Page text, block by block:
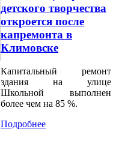
детского творчества
откроется после
капремонта в
Климовске
Капитальный ремонт
здания на улице
Школьной выполнен
более чем на 85 %.
Подробнее